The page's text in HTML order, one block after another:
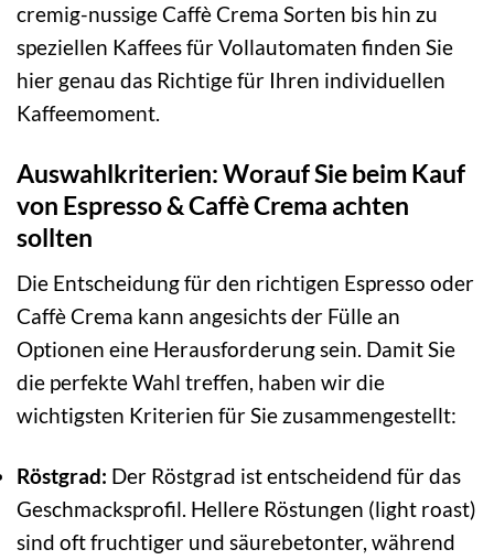
cremig-nussige Caffè Crema Sorten bis hin zu
speziellen Kaffees für Vollautomaten finden Sie
hier genau das Richtige für Ihren individuellen
Kaffeemoment.
Auswahlkriterien: Worauf Sie beim Kauf
von Espresso & Caffè Crema achten
sollten
Die Entscheidung für den richtigen Espresso oder
Caffè Crema kann angesichts der Fülle an
Optionen eine Herausforderung sein. Damit Sie
die perfekte Wahl treffen, haben wir die
wichtigsten Kriterien für Sie zusammengestellt:
Röstgrad: Der Röstgrad ist entscheidend für das
Geschmacksprofil. Hellere Röstungen (light roast)
sind oft fruchtiger und säurebetonter, während